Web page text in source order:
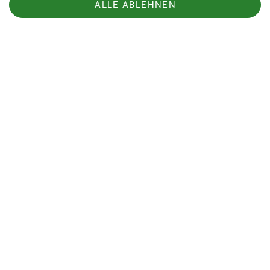
Text: Hannes Fritzenschaft
ALLE ABLEHNEN